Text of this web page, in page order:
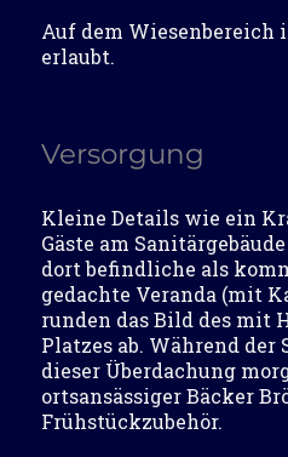
Auf dem Wiesenbereich
erlaubt.
Versorgung
Kleine Details wie ein
Gäste am
dort befindliche als
gedachte Veranda (mit
runden das Bild des mit
Platzes ab. Während
dieser Überdachung
ortsansässiger Bäcker
Frühstückzubehör.